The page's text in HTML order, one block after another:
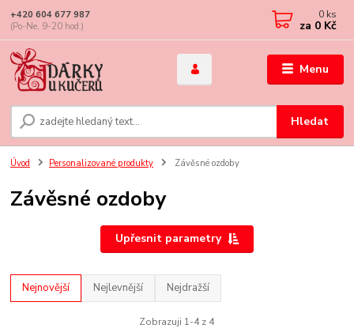
Menu
Hledat
+420 604 677 987
(Po-Ne, 9-20 hod.)
0 ks
za 0 Kč
Úvod Personalizované produkty Závěsné ozdoby
Závěsné ozdoby
Upřesnit parametry
Nejnovější Nejlevnější Nejdražší
Zobrazuji 1-4 z 4